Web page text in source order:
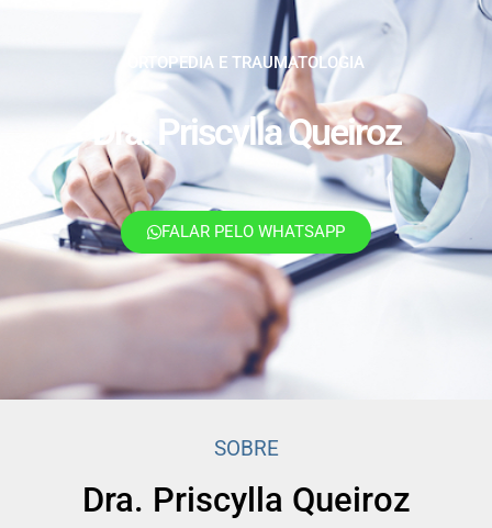
ORTOPEDIA E TRAUMATOLOGIA
Dra. Priscylla Queiroz
FALAR PELO WHATSAPP
SOBRE
Dra. Priscylla Queiroz